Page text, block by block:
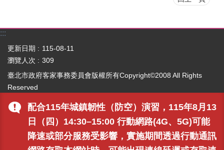
配合115年城鎮韌性（防空）演習，115年8月13
日（四）14:30–15:00 行動網路(4G、5G)可能
降速或部分服務受影響，實施期間透過行動通訊
:::
更新日期
115-08-11
瀏覽人次
309
臺北市政府客家事務委員會版權所有Copyright©2008 All Rights
Reserved
電話:02-2702-6141(各科室分機電話)｜傳真:02-2325-2341
最佳瀏覽畫面 1024x768 支援 IE6.0 及以上之瀏覽器資料更新:
2017/5/23 09:52:18